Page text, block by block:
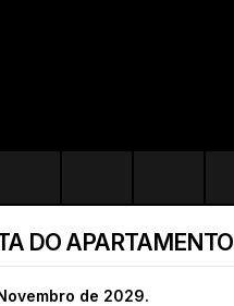
DO APARTAMENTO
de 2029.